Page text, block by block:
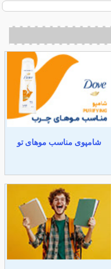
شامپوی مناسب موهای تو